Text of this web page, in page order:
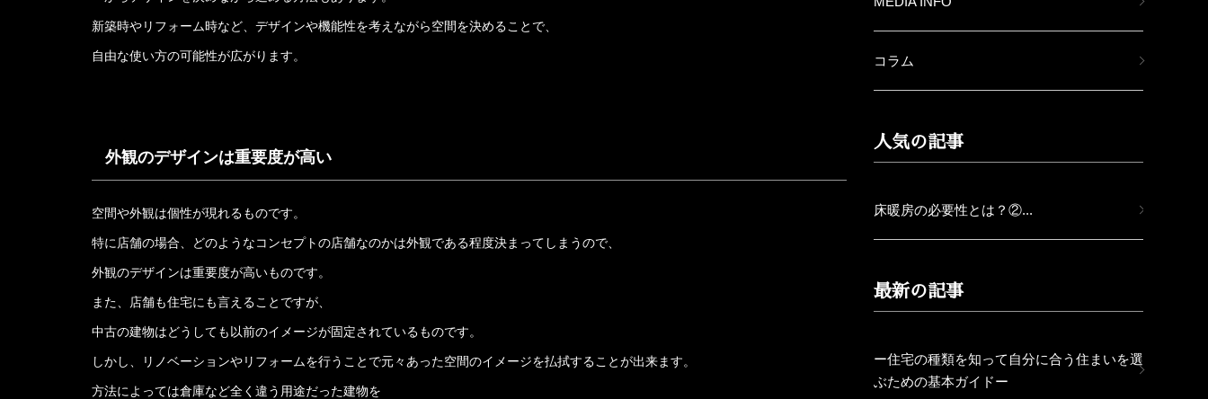
新築時やリフォーム時など、デザインや機能性を考えながら空間を決めることで、
自由な使い方の可能性が広がります。
外観のデザインは重要度が高い
空間や外観は個性が現れるものです。
特に店舗の場合、どのようなコンセプトの店舗なのかは外観である程度決まってしまうので、
外観のデザインは重要度が高いものです。
また、店舗も住宅にも言えることですが、
中古の建物はどうしても以前のイメージが固定されているものです。
しかし、リノベーションやリフォームを行うことで元々あった空間のイメージを払拭することが出来ます。
方法によっては倉庫など全く違う用途だった建物を
コラム
人気の記事
床暖房の必要性とは？②...
最新の記事
ー住宅の種類を知って自分に合う住まいを選
ぶための基本ガイドー